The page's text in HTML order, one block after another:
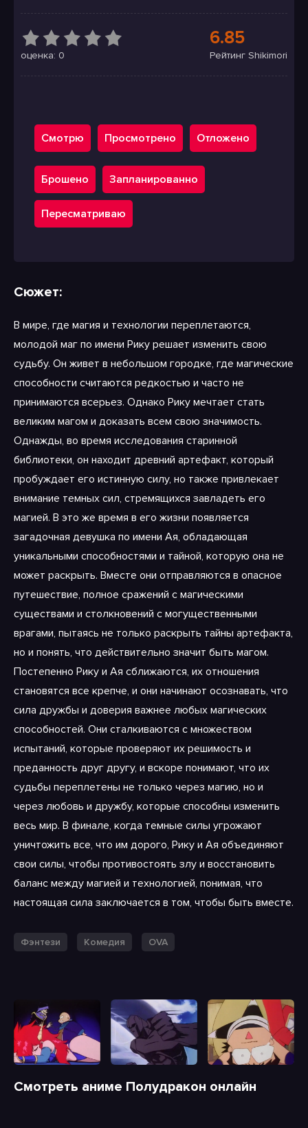
оценка: 0
6.85
Рейтинг Shikimori
Смотрю Просмотрено Отложено
Брошено Запланированно
Пересматриваю
Сюжет:
В мире, где магия и технологии переплетаются,
молодой маг по имени Рику решает изменить свою
судьбу. Он живет в небольшом городке, где магические
способности считаются редкостью и часто не
принимаются всерьез. Однако Рику мечтает стать
великим магом и доказать всем свою значимость.
Однажды, во время исследования старинной
библиотеки, он находит древний артефакт, который
пробуждает его истинную силу, но также привлекает
внимание темных сил, стремящихся завладеть его
магией. В это же время в его жизни появляется
загадочная девушка по имени Ая, обладающая
уникальными способностями и тайной, которую она не
может раскрыть. Вместе они отправляются в опасное
путешествие, полное сражений с магическими
существами и столкновений с могущественными
врагами, пытаясь не только раскрыть тайны артефакта,
но и понять, что действительно значит быть магом.
Постепенно Рику и Ая сближаются, их отношения
становятся все крепче, и они начинают осознавать, что
сила дружбы и доверия важнее любых магических
способностей. Они сталкиваются с множеством
испытаний, которые проверяют их решимость и
преданность друг другу, и вскоре понимают, что их
судьбы переплетены не только через магию, но и
через любовь и дружбу, которые способны изменить
весь мир. В финале, когда темные силы угрожают
уничтожить все, что им дорого, Рику и Ая объединяют
свои силы, чтобы противостоять злу и восстановить
баланс между магией и технологией, понимая, что
настоящая сила заключается в том, чтобы быть вместе.
Фэнтези Комедия OVA
Смотреть аниме Полудракон онлайн